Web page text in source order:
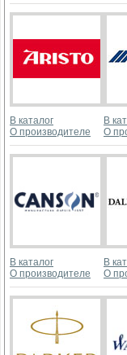
В каталог
О производителе
В
О
В каталог
О производителе
В
О